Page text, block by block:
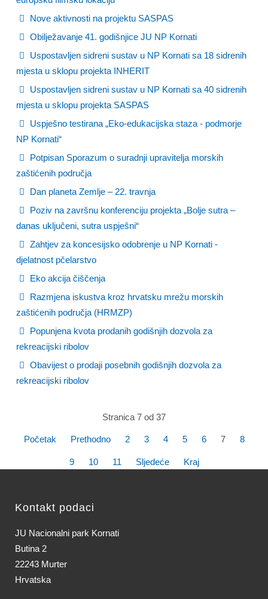
Nove aktivnosti na projektu SASPAS
Obilježavanje 41. godišnjice JU NP Kornati
Uspostavljen sidreni sustav u NP Kornati sa 18 sidrenih
mjesta u sklopu projekta INHERIT
Uspostavljen sidreni sustav u NP Kornati sa 40 sidrenih
mjesta u sklopu projekta SASPAS
Uspješno testirana „Eko-edukacijska staza - podmorje
NP Kornati“
Potpisan Sporazum o suradnji upravitelja morskih
zaštićenih područja
Dan planeta Zemlje – 22. travnja
Poziv na završnu konferenciju projekta „Bolje sutra –
danas uključeni, sutra uspješni“
Zahtjev za koncesijsko odobrenje u NP Kornati -
djelatnost pčelarstvo
Eko akcija čiščenja
Razmjena iskustva kroz hrvatsku mrežu morskih
zaštićenih područja (HRMZP)
Popunjena kvota prodanih godišnjih dozvola za
rekreacijski ribolov
Obavijest o prodaji posebnih godišnjih dozvola za
rekreacijski ribolov
Stranica 7 od 37
Početak Prethodno 2 3 4 5 6 7 8
9 10 11 Sljedeće Kraj
Kontakt podaci
JU Nacionalni park Kornati
Butina 2
22243 Murter
Hrvatska